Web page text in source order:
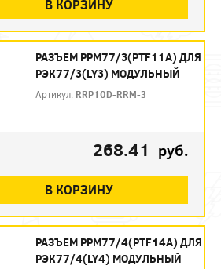
В КОРЗИНУ
РАЗЪЕМ РРМ77/3(PTF11A) ДЛЯ
РЭК77/3(LY3) МОДУЛЬНЫЙ
Артикул: RRP10D-RRM-3
268.41 руб.
В КОРЗИНУ
РАЗЪЕМ РРМ77/4(PTF14A) ДЛЯ
РЭК77/4(LY4) МОДУЛЬНЫЙ